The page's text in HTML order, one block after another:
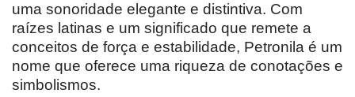
uma sonoridade elegante e distintiva. Com
raízes latinas e um significado que remete a
conceitos de força e estabilidade, Petronila é um
nome que oferece uma riqueza de conotações e
simbolismos.